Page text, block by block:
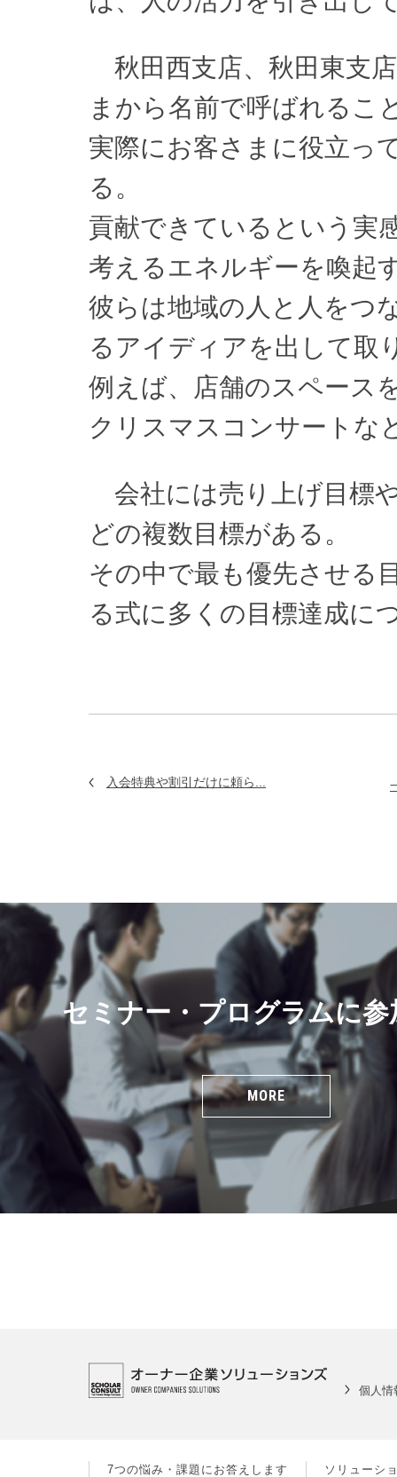
秋田西支店、秋田東支
まから名前で呼ばれるこ
実際にお客さまに役立っ
る。
貢献できているという実
考えるエネルギーを喚起
彼らは地域の人と人をつ
るアイディアを出して取
例えば、店舗のスペース
クリスマスコンサートな
会社には売り上げ目標
どの複数目標がある。
その中で最も優先させる
る式に多くの目標達成に
入会特典や割引だけに頼ら...
セミナー・プログラムに参
MORE
個人情
7つの悩み・課題にお答えします ソリューシ